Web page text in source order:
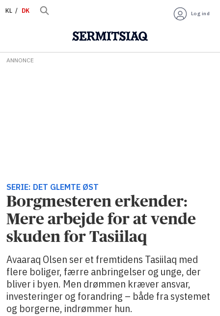
KL DK Log ind
ANNONCE
SERIE: DET GLEMTE ØST
Borgmesteren erkender:
Mere arbejde for at vende
skuden for Tasiilaq
Avaaraq Olsen ser et fremtidens Tasiilaq med
flere boliger, færre anbringelser og unge, der
bliver i byen. Men drømmen kræver ansvar,
investeringer og forandring – både fra systemet
og borgerne, indrømmer hun.